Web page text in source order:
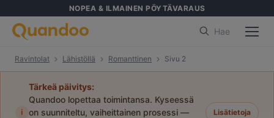
NOPEA & ILMAINEN PÖYTÄVARAUS
Hae
Ravintolat Lähistöllä Romanttinen Sivu 2
i
Tärkeä päivitys:
Quandoo lopettaa toimintansa. Kyseessä
on suunniteltu, vaiheittainen prosessi —
Lisätietoja